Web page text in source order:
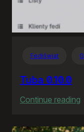
Fediświat
Tuba 0.10.0
Continue reading